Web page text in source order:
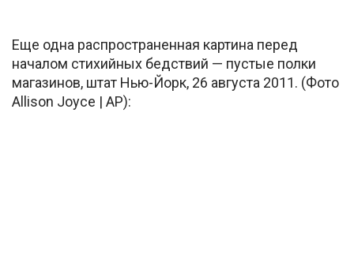
Еще одна распространенная картина перед
началом стихийных бедствий — пустые полки
магазинов, штат Нью-Йорк, 26 августа 2011. (Фото
Allison Joyce | AP):